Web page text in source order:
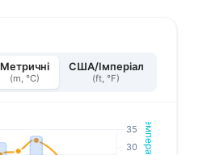
Метричні
(m, °C)
США/Імперіал
(ft, °F)